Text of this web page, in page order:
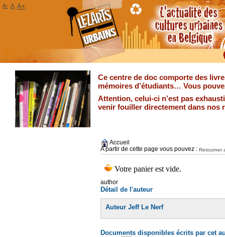
Ce centre de doc comporte des
mémoires d’étudiants… Vous
Attention, celui-ci n’est pas
venir fouiller directement dans nos
Accueil
A partir de cette page vous pouvez : Retourner
author
Détail de l'auteur
Auteur Jeff Le Nerf
Documents disponibles écrits par cet
A- A A+